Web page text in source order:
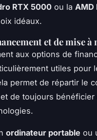
RTX 5000 ou la AMD
idéaux.
et de mise à
aux options de
utiles pour
permet de répartir le
de toujours bénéficier
ordinateur portable ou